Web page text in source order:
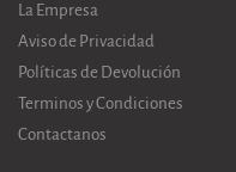
La Empresa
Aviso de Privacidad
Políticas de Devolución
Terminos y Condiciones
Contactanos